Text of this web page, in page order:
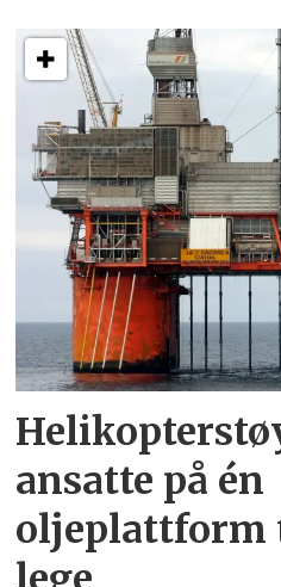
ansatte på én
oljeplattform